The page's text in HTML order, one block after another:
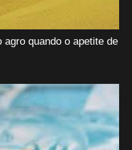
agro quando o apetite de